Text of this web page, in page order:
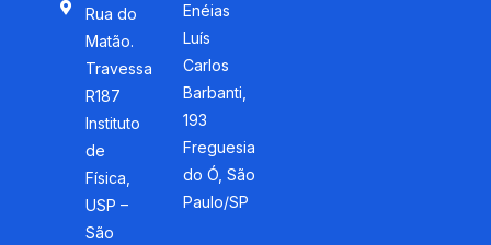
Rua do
Matão.
Travessa
R187
Instituto
de
Física,
USP –
São
Enéias
Luís
Carlos
Barbanti,
193
Freguesia
do Ó, São
Paulo/SP